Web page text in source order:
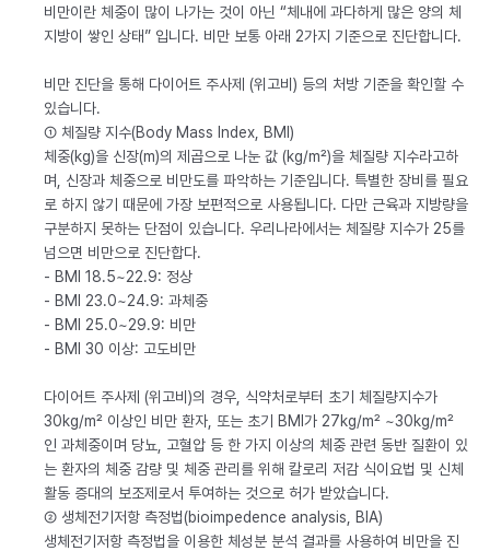
비만이란 체중이 많이 나가는 것이 아닌 “체내에 과다하게 많은 양의 체
지방이 쌓인 상태” 입니다. 비만 보통 아래 2가지 기준으로 진단합니다.
비만 진단을 통해 다이어트 주사제 (위고비) 등의 처방 기준을 확인할 수
있습니다.
① 체질량 지수(Body Mass Index, BMI)
체중(kg)을 신장(m)의 제곱으로 나눈 값 (kg/m²)을 체질량 지수라고하
며, 신장과 체중으로 비만도를 파악하는 기준입니다. 특별한 장비를 필요
로 하지 않기 때문에 가장 보편적으로 사용됩니다. 다만 근육과 지방량을
구분하지 못하는 단점이 있습니다. 우리나라에서는 체질량 지수가 25를
넘으면 비만으로 진단합다.
- BMI 18.5~22.9: 정상
- BMI 23.0~24.9: 과체중
- BMI 25.0~29.9: 비만
- BMI 30 이상: 고도비만
다이어트 주사제 (위고비)의 경우, 식약처로부터 초기 체질량지수가
30kg/m² 이상인 비만 환자, 또는 초기 BMI가 27kg/m² ~30kg/m²
인 과체중이며 당뇨, 고혈압 등 한 가지 이상의 체중 관련 동반 질환이 있
는 환자의 체중 감량 및 체중 관리를 위해 칼로리 저감 식이요법 및 신체
활동 증대의 보조제로서 투여하는 것으로 허가 받았습니다.
② 생체전기저항 측정법(bioimpedence analysis, BIA)
생체전기저항 측정법을 이용한 체성분 분석 결과를 사용하여 비만을 진